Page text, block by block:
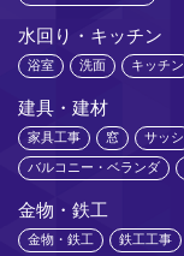
水回り・キッチン
浴室 洗面 キッチン
建具・建材
家具工事 窓 サッシ
バルコニー・ベランダ
金物・鉄工
金物・鉄工 鉄工工事